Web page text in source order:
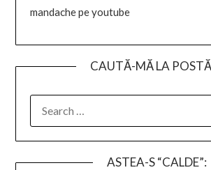
mandache pe youtube
CAUTĂ-MĂ LA
FOR:
ASTEA-S “CALDE”: